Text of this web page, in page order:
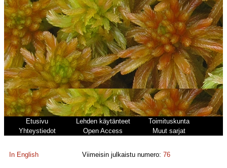
Etusivu Lehden käytänteet
Toimituskunta
Yhteystiedot
Open Access Muut sarjat
In English Viimeisin julkaistu numero:76